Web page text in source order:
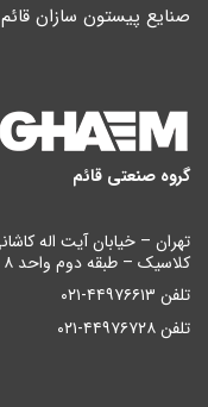
صنایع پیستون سازان قائم
گروه صنعتی قائم
کلاسیک – طبقه دوم واحد ۸
تلفن ۴۴۹۷۶۶۱۳-۰۲۱
تلفن ۴۴۹۷۶۷۲۸-۰۲۱